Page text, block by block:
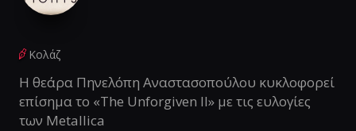
Κολάζ
Η θεάρα Πηνελόπη Αναστασοπούλου κυκλοφορεί
επίσημα το «The Unforgiven II» με τις ευλογίες
των Metallica